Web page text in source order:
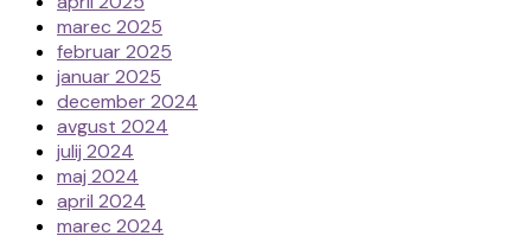
marec 2025
februar 2025
januar 2025
december 2024
avgust 2024
julij 2024
maj 2024
april 2024
marec 2024